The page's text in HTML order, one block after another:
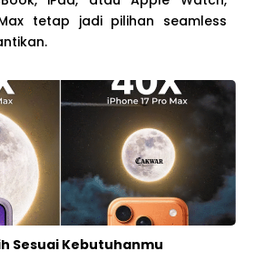
tetap jadi pilihan seamless
Sesuai Kebutuhanmu